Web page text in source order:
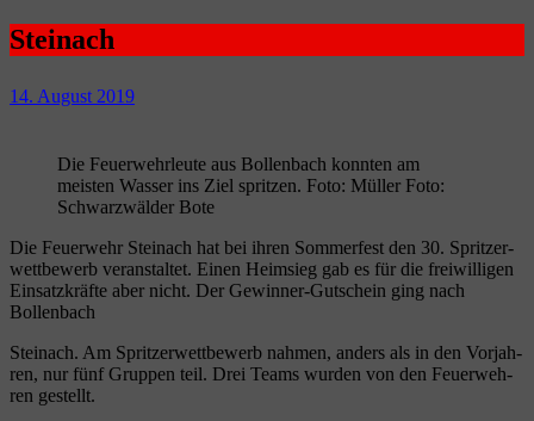
Steinach
14. August 2019
Die Feuerwehrleute aus Bollenbach konnten am
meisten Wasser ins Ziel spritzen. Foto: Müller Foto:
Schwarzwälder Bote
Die Feu­er­wehr Stein­ach hat bei ihren Som­mer­fest den 30. Sprit­zer­
wett­be­werb ver­an­stal­tet. Einen Heim­sieg gab es für die frei­wil­li­gen
Ein­satz­kräf­te aber nicht. Der Gewin­ner-Gut­schein ging nach
Bollenbach
Stein­ach. Am Sprit­zer­wett­be­werb nah­men, anders als in den Vor­jah­
ren, nur fünf Grup­pen teil. Drei Teams wur­den von den Feu­er­weh­
ren gestellt.